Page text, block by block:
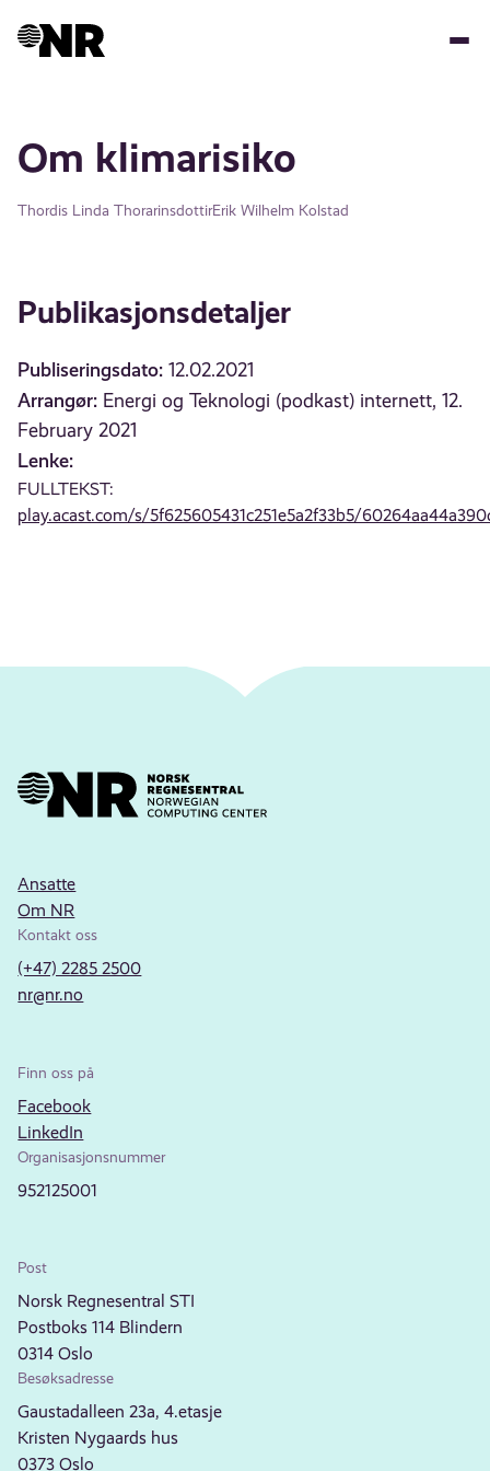
Om klimarisiko
Thordis Linda ThorarinsdottirErik Wilhelm Kolstad
Publikasjonsdetaljer
Publiseringsdato: 12.02.2021
Arrangør: Energi og Teknologi (podkast) internett, 12.
February 2021
Lenke:
FULLTEKST:
play.acast.com/s/5f625605431c251e5a2f33b5/
Ansatte
Om NR
Kontakt oss
(+47) 2285 2500
nr@nr.no
Finn oss på
Facebook
LinkedIn
Organisasjonsnummer
952125001
Post
Norsk Regnesentral STI
Postboks 114 Blindern
0314 Oslo
Besøksadresse
Gaustadalleen 23a, 4.etasje
Kristen Nygaards hus
0373 Oslo